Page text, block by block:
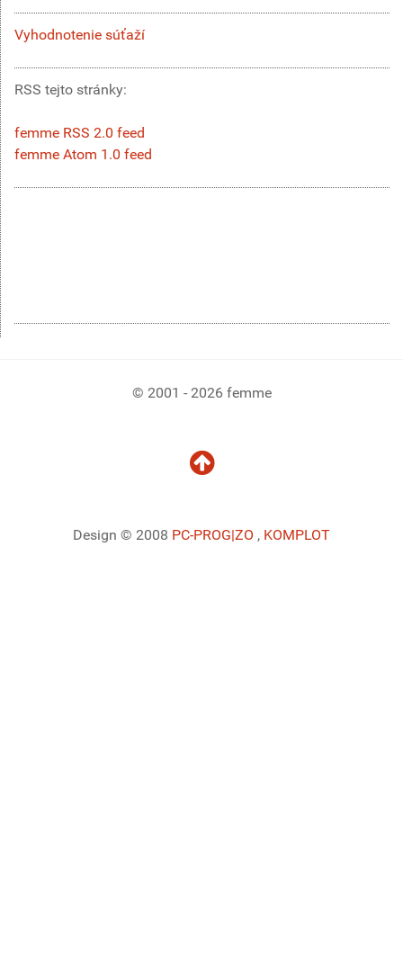
Vyhodnotenie súťaží
RSS tejto stránky:
femme RSS 2.0 feed
femme Atom 1.0 feed
© 2001 - 2026 femme
Design © 2008 PC-PROG|ZO , KOMPLOT